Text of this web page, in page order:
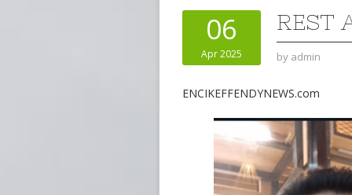
06
Apr 2025
REST
by admin
ENCIKEFFENDYNEWS.com